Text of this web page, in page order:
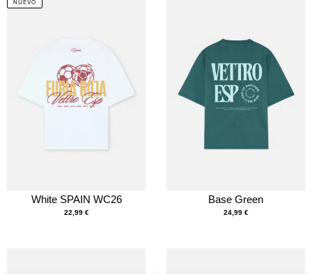
NUEVO
White SPAIN WC26
22,99 €
Base Green
24,99 €